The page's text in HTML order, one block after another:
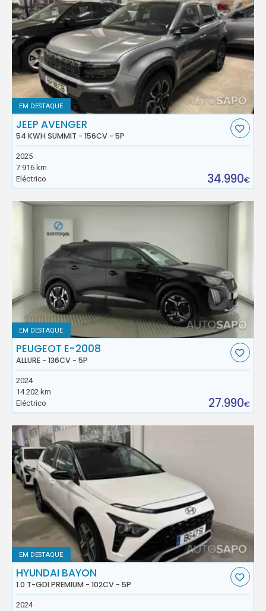
EM DESTAQUE
JEEP AVENGER
54 KWH SUMMIT - 156CV - 5P
2025
7.916 km
Eléctrico
34.990€
EM DESTAQUE
PEUGEOT E-2008
ALLURE - 136CV - 5P
2024
14.202 km
Eléctrico
27.990€
EM DESTAQUE
HYUNDAI BAYON
1.0 T-GDI PREMIUM - 102CV - 5P
2024